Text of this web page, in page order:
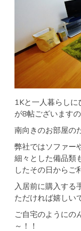
1Kと一人暮らし
が8帖ございます
南向きのお部屋の
弊社ではソファー
細々とした備品類
したその日からご
入居前に購入する
ただければ嬉しい
ご自宅のようにの
～！！